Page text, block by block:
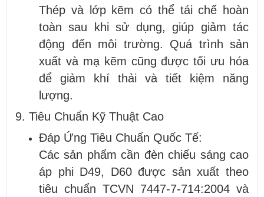
Thép và lớp kẽm có thể tái chế hoàn
toàn sau khi sử dụng, giúp giảm tác
động đến môi trường. Quá trình sản
xuất và mạ kẽm cũng được tối ưu hóa
để giảm khí thải và tiết kiệm năng
lượng.
9. Tiêu Chuẩn Kỹ Thuật Cao
Đáp Ứng Tiêu Chuẩn Quốc Tế:
Các sản phẩm cần đèn chiếu sáng cao
áp phi D49, D60 được sản xuất theo
tiêu chuẩn TCVN 7447-7-714:2004 và